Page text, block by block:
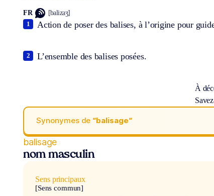
FR [balizaʒ]
Action de poser des balises, à l’origine pour
1
L’ensemble des balises posées.
2
À
Synonymes de “balisage“
balisage
nom masculin
Sens principaux
[Sens commun]